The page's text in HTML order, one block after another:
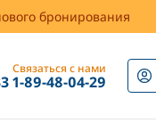
бронирования
Связаться с нами
1-89-48-04-29